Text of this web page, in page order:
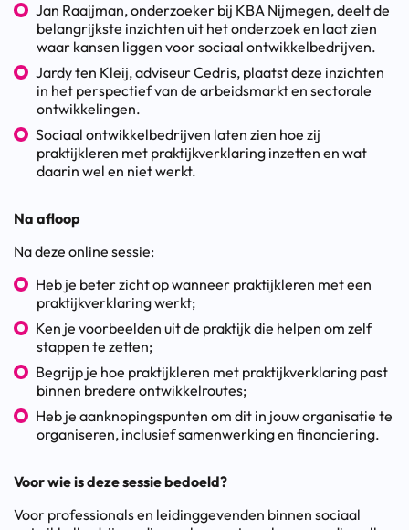
Jan Raaijman, onderzoeker bij KBA Nijmegen, deelt de
belangrijkste inzichten uit het onderzoek en laat zien
waar kansen liggen voor sociaal ontwikkelbedrijven.
Jardy ten Kleij, adviseur Cedris, plaatst deze inzichten
in het perspectief van de arbeidsmarkt en sectorale
ontwikkelingen.
Sociaal ontwikkelbedrijven laten zien hoe zij
praktijkleren met praktijkverklaring inzetten en wat
daarin wel en niet werkt.
Na afloop
Na deze online sessie:
Heb je beter zicht op wanneer praktijkleren met een
praktijkverklaring werkt;
Ken je voorbeelden uit de praktijk die helpen om zelf
stappen te zetten;
Begrijp je hoe praktijkleren met praktijkverklaring past
binnen bredere ontwikkelroutes;
Heb je aanknopingspunten om dit in jouw organisatie te
organiseren, inclusief samenwerking en financiering.
Voor wie is deze sessie bedoeld?
Voor professionals en leidinggevenden binnen sociaal